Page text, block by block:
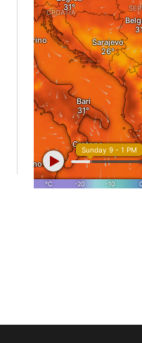
АХВ се оградува од
постапката на
од ПЕ на АХВ во Берово